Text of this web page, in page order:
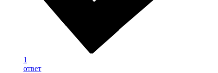
1
ответ